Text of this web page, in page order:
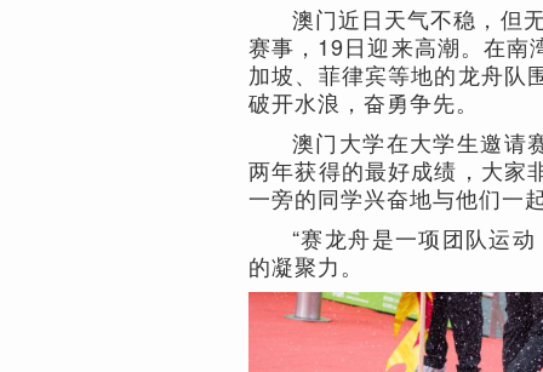
澳门近日天气不稳，但
赛事，19日迎来高潮。在南
加坡、菲律宾等地的龙舟队
破开水浪，奋勇争先。
澳门大学在大学生邀请
两年获得的最好成绩，大家
一旁的同学兴奋地与他们一
“赛龙舟是一项团队运
的凝聚力。